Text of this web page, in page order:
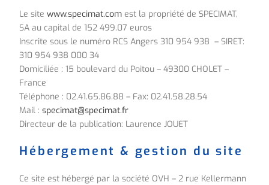
Le sitewww.specimat.com est la propriété de SPECIMAT,
SA au capital de 152 499.07 euros
Inscrite sous le numéro RCS Angers 310 954 938 – SIRET:
310 954 938 000 34
Domiciliée : 15 boulevard du Poitou – 49300 CHOLET –
France
Téléphone : 02.41.65.86.88 – Fax: 02.41.58.28.54
Mail :specimat@specimat.fr
Directeur de la publication: Laurence JOUET
Hébergement & gestion du site
Ce site est hébergé par la société OVH – 2 rue Kellermann